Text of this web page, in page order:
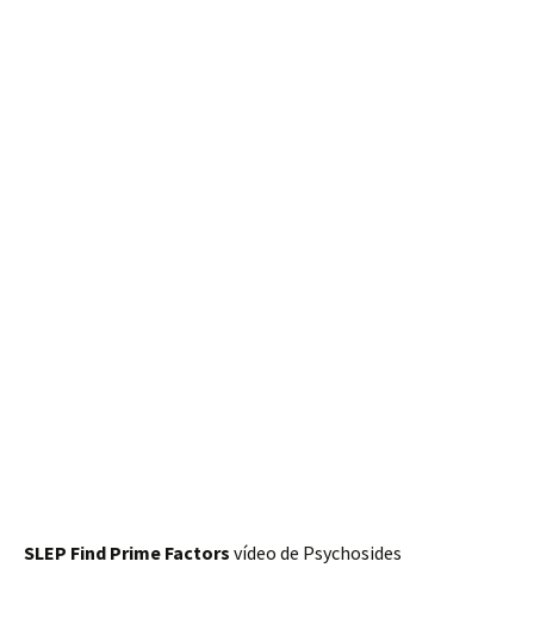
SLEP Find Prime Factors vídeo de Psychosides